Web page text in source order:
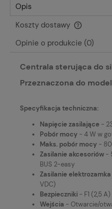
Opis
Koszty dostawy
Cena nie zawiera
Opinie o produkcie (0)
Centrala sterująca do
Przeznaczona do
Specyfikacja techniczna:
Napięcie zasilające -
Pobór mocy - 4 W w
Maks. pobór mocy -
Zasilanie akcesoriów -
BUS 2-easy
Zasilanie elektrozamka
VDC)
Bezpieczniki - F1 (2,5 A)
Wejścia - Otwarcie/